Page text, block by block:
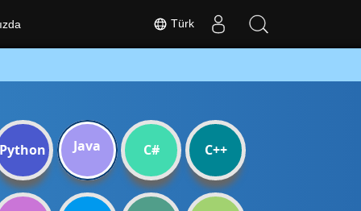
Python Java C# C++
Türk